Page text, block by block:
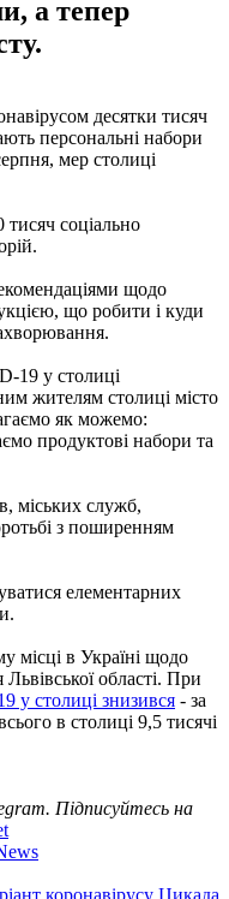
а тепер
десятки тисяч
персональні набори
мер столиці
соціально
щодо
що робити і куди
19 у столиці
жителям столиці місто
як можемо:
продуктові набори та
міських служб,
з поширенням
елементарних
місці в Україні щодо
області. При
у столиці знизився - за
в столиці 9,5 тисячі
Підписуйтесь на
коронавірусу Цикада